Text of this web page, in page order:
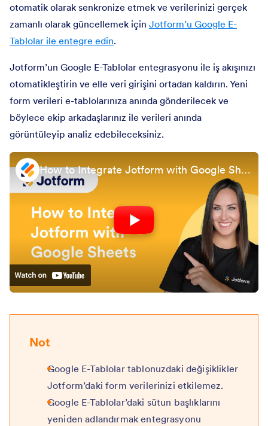
otomatik olarak senkronize etmek ve verilerinizi gerçek
zamanlı olarak güncellemek için Jotform’u Google E-
Tablolar ile entegre edin.
Jotform’un Google E-Tablolar entegrasyonu ile iş akışınızı
otomatikleştirin ve elle veri girişini ortadan kaldırın. Yeni
form verileri e-tablolarınıza anında gönderilecek ve
böylece ekip arkadaşlarınız ile verileri anında
görüntüleyip analiz edebileceksiniz.
How to Integrate Jotform with Google Sheets (Updated 2025)
Not
Google E-Tablolar tablonuzdaki değişiklikler
Jotform’daki form verilerinizi etkilemez.
Google E-Tablolar’daki sütun başlıklarını
yeniden adlandırmak entegrasyonu